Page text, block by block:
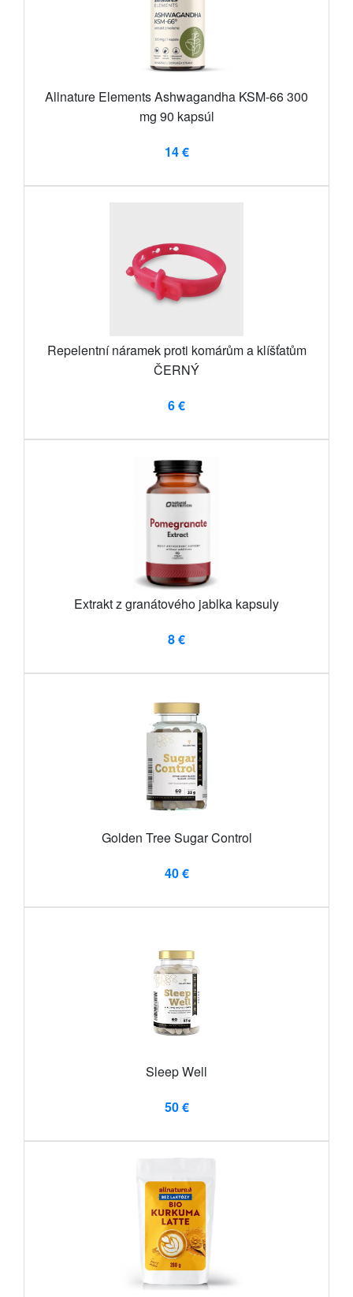
Allnature Elements Ashwagandha KSM-66 300
mg 90 kapsúl
14 €
Repelentní náramek proti komárům a klíšťatům
ČERNÝ
6 €
Extrakt z granátového jablka kapsuly
8 €
Golden Tree Sugar Control
40 €
Sleep Well
50 €